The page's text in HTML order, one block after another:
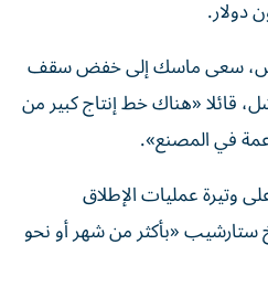
سعى ماسك إلى خفض ⁠سقف
قائلا «هناك خط إنتاج كبير ​من
وتيرة عمليات الإطلاق
ستارشيب «بأكثر من ⁠شهر أو نحو